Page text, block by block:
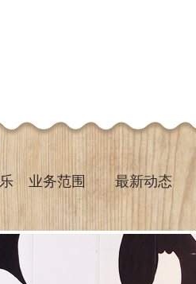
业务范围 最新动态